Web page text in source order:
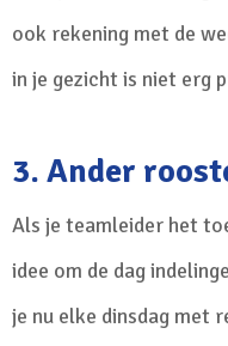
ook rekening met de
in je gezicht is niet erg
3. Ander
Als je teamleider het
idee om de dag
je nu elke dinsdag met